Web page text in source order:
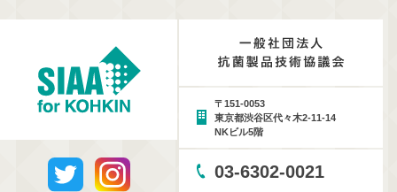
〒151-0053
東京都渋谷区代々木2-11-14
NKビル5階
03-6302-0021